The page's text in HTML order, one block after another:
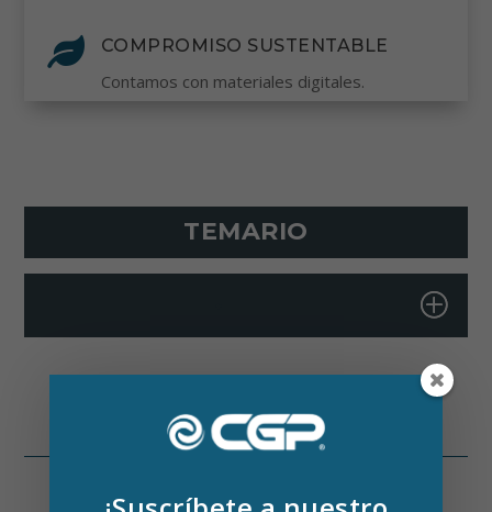
 COMPROMISO SUSTENTABLE
Contamos con materiales digitales.
TEMARIO